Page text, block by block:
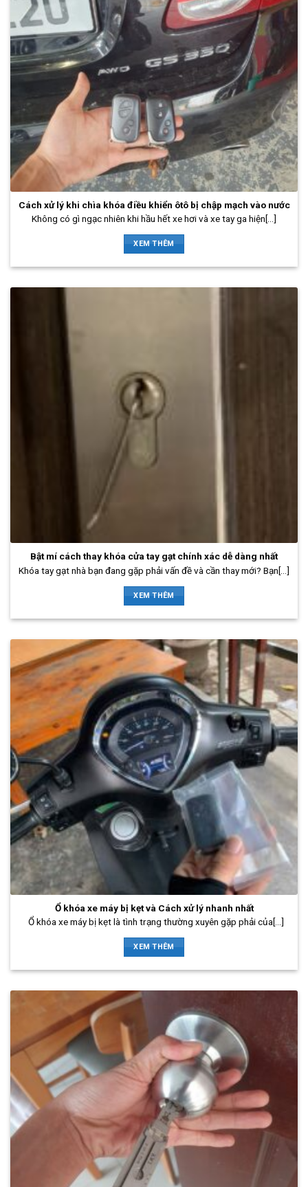
Cách xử lý khi chìa khóa điều khiển ôtô bị chập mạch vào nước
Không có gì ngạc nhiên khi hầu hết xe hơi và xe tay ga hiện[...]
XEM THÊM
Bật mí cách thay khóa cửa tay gạt chính xác dễ dàng nhất
Khóa tay gạt nhà bạn đang gặp phải vấn đề và cần thay mới? Bạn[...]
XEM THÊM
Ổ khóa xe máy bị kẹt và Cách xử lý nhanh nhất
Ổ khóa xe máy bị kẹt là tình trạng thường xuyên gặp phải của[...]
XEM THÊM